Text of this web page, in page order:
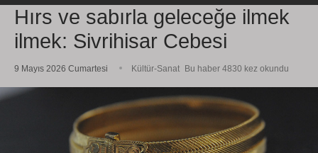
Hırs ve sabırla geleceğe ilmek
ilmek: Sivrihisar Cebesi
9 Mayıs 2026 Cumartesi Kültür-Sanat Bu haber 4830 kez okundu